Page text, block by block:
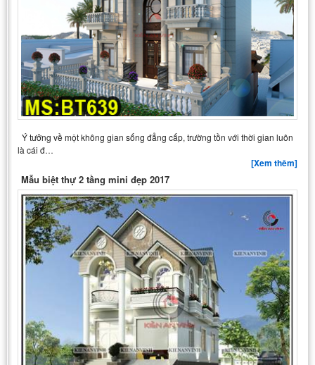
Ý tưởng về một không gian sống đẳng cấp, trường tồn với thời gian luôn
là cái đ…
[Xem thêm]
Mẫu biệt thự 2 tầng mini đẹp 2017